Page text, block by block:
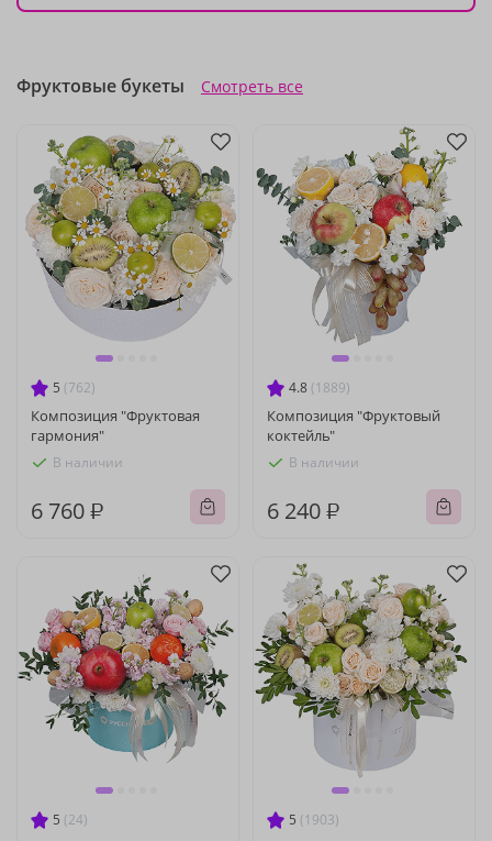
Фруктовые букеты Смотреть все
5 (762)
Композиция "Фруктовая
гармония"
В наличии
6 760 ₽
4.8 (1889)
Композиция "Фруктовый
коктейль"
В наличии
6 240 ₽
5 (24) 5 (1903)